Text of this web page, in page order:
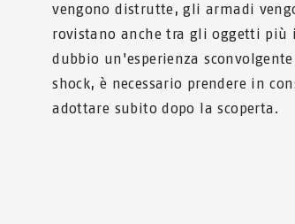
vengono distrutte, gli armadi
rovistano anche tra gli oggetti più
dubbio un'esperienza
shock, è necessario prendere in
adottare subito dopo la scoperta.